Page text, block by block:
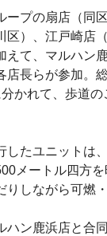
ープの扇店（同
区）、江戸崎店
えて、マルハン
店長らが参加。
かれて、歩道の
したユニットは
メートル四方
りしながら可燃
ハン鹿浜店と合